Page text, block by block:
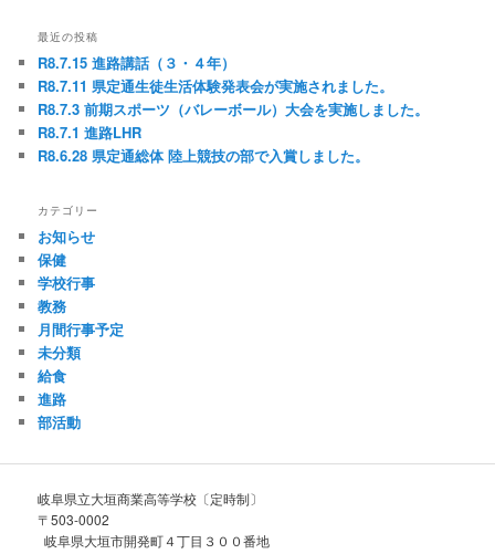
最近の投稿
R8.7.15 進路講話（３・４年）
R8.7.11 県定通生徒生活体験発表会が実施されました。
R8.7.3 前期スポーツ（バレーボール）大会を実施しました。
R8.7.1 進路LHR
R8.6.28 県定通総体 陸上競技の部で入賞しました。
カテゴリー
お知らせ
保健
学校行事
教務
月間行事予定
未分類
給食
進路
部活動
岐阜県立大垣商業高等学校〔定時制〕
〒503-0002
岐阜県大垣市開発町４丁目３００番地